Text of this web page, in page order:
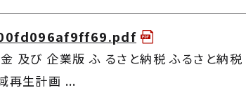
及び 企業版 ふ るさと納税 ふるさと納
再生計画 ...